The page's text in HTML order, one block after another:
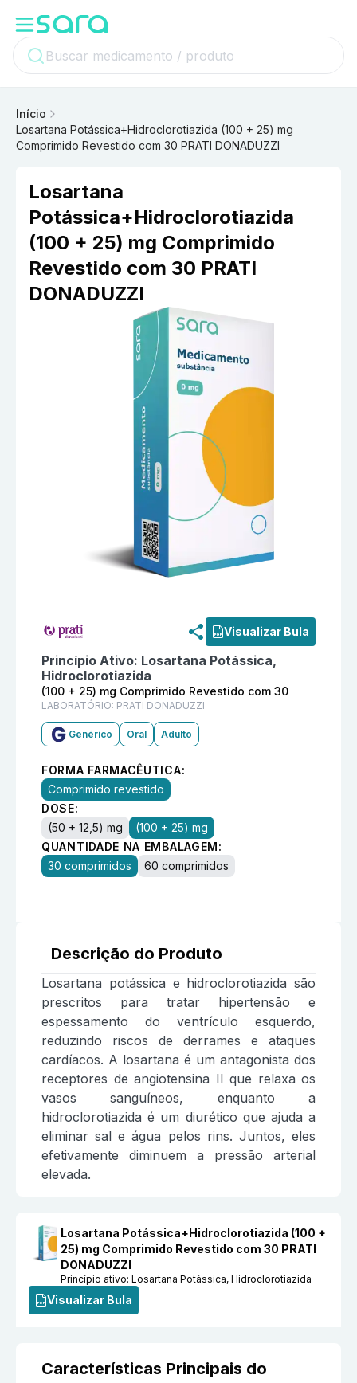
Início
Losartana Potássica+Hidroclorotiazida (100 + 25) mg
Comprimido Revestido com 30 PRATI DONADUZZI
Losartana
Potássica+Hidroclorotiazida
(100 + 25) mg Comprimido
Revestido com 30 PRATI
DONADUZZI
Visualizar Bula
Princípio Ativo: Losartana Potássica,
Hidroclorotiazida
(100 + 25) mg Comprimido Revestido com 30
LABORATÓRIO: PRATI DONADUZZI
Genérico Oral Adulto
FORMA FARMACÊUTICA:
Comprimido revestido
DOSE:
(50 + 12,5) mg
(100 + 25) mg
QUANTIDADE NA EMBALAGEM:
30 comprimidos
60 comprimidos
Descrição do Produto
Losartana potássica e hidroclorotiazida são
prescritos para tratar hipertensão e
espessamento do ventrículo esquerdo,
reduzindo riscos de derrames e ataques
cardíacos. A losartana é um antagonista dos
receptores de angiotensina II que relaxa os
vasos sanguíneos, enquanto a
hidroclorotiazida é um diurético que ajuda a
eliminar sal e água pelos rins. Juntos, eles
efetivamente diminuem a pressão arterial
elevada.
Losartana Potássica+Hidroclorotiazida (100 +
25) mg Comprimido Revestido com 30 PRATI
DONADUZZI
Princípio ativo:Losartana Potássica, Hidroclorotiazida
Visualizar Bula
Características Principais do